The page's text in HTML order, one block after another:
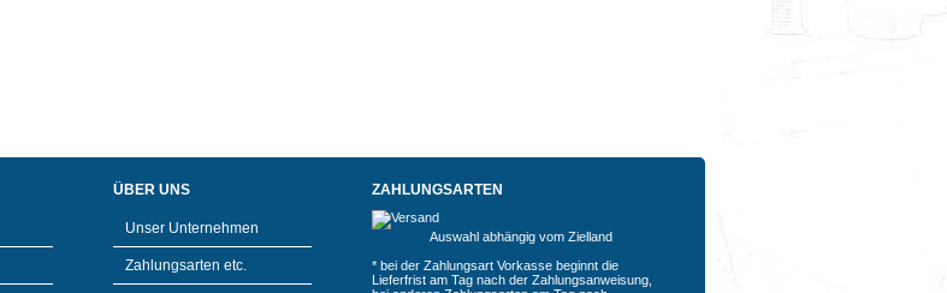
ÜBER UNS
Unser Unternehmen
Zahlungsarten etc.
ZAHLUNGSARTEN
Auswahl abhängig vom Zielland
* bei der Zahlungsart Vorkasse beginnt die
Lieferfrist am Tag nach der Zahlungsanweisung,